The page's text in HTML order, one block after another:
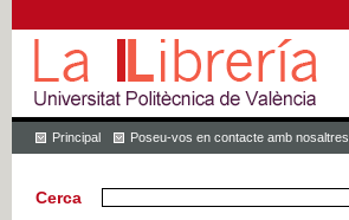
Principal Poseu-vos en contacte amb nosaltres
Cerca